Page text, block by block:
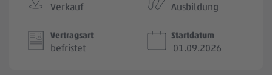
Verkauf Ausbildung
Vertragsart
befristet
Startdatum
01.09.2026